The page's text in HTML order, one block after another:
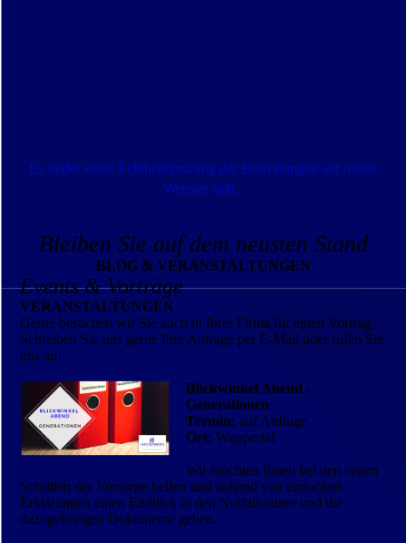
Es findet keine Echtheitsprüfung der Bewertungen auf dieser
Website statt.
Bleiben Sie auf dem neusten Stand
BLOG & VERANSTALTUNGEN
Events & Vorträge
VERANSTALTUNGEN
Gerne besuchen wir Sie auch in Ihrer Firma für einen Vortrag.
Schreiben Sie uns gerne Ihre Anfrage per E-Mail oder rufen Sie
uns an!
Blickwinkel Abend -
Generationen
Termin: auf Anfrage
Ort: Wuppertal
Wir möchten Ihnen bei den ersten
Schritten der Vorsorge helfen und anhand von ein­fachen
Erklärungen einen Einblick in den Notfallordner und die
dazugehörigen Dokumente geben.